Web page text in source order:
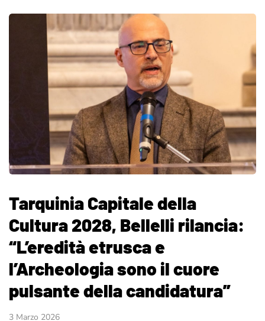
Tarquinia Capitale della
Cultura 2028, Bellelli rilancia:
“L’eredità etrusca e
l’Archeologia sono il cuore
pulsante della candidatura”
3 Marzo 2026